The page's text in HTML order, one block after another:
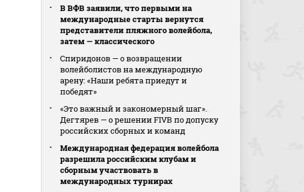
В ВФВ заявили, что первыми на
международные старты вернутся
представители пляжного волейбола,
затем — классического
Спиридонов — о возвращении
волейболистов на международную
арену: «Наши ребята приедут и
победят»
«Это важный и закономерный шаг».
Дегтярев — о решении FIVB по допуску
российских сборных и команд
Международная федерация волейбола
разрешила российским клубам и
сборным участвовать в
международных турнирах